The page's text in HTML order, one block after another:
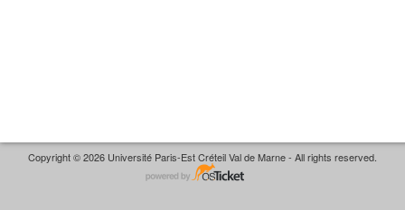
Copyright © 2026 Université Paris-Est Créteil Val de Marne - All rights reserved.